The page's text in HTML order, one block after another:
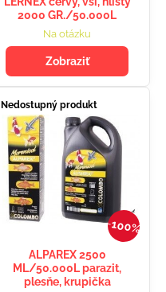
2000 GR./50.000L
Na otázku
Zobraziť
100%
Nedostupný produkt
ALPAREX 2500
ML/50.000L parazit,
plesňe, krupička